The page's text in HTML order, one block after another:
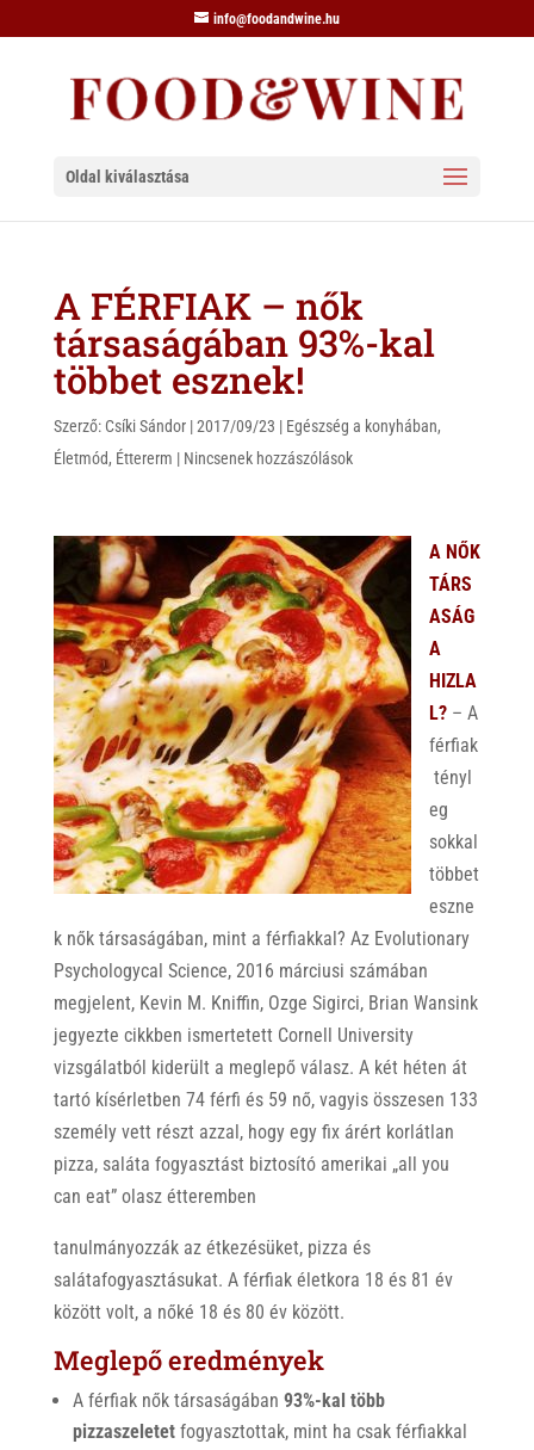
info@foodandwine.hu
Oldal kiválasztása
A FÉRFIAK – nők
társaságában 93%-kal
többet esznek!
Szerző: Csíki Sándor|2017/09/23 | Egészség a konyhában,
Életmód, Éttererm | Nincsenek hozzászólások
A NŐK
TÁRS
ASÁG
A
HIZLA
L?– A
férfiak
tényl
eg
sokkal
többet
eszne
k nők társaságában, mint a férfiakkal? Az Evolutionary
Psychologycal Science, 2016 márciusi számában
megjelent, Kevin M. Kniffin, Ozge Sigirci, Brian Wansink
jegyezte cikkben ismertetett Cornell University
vizsgálatból kiderült a meglepő válasz. A két héten át
tartó kísérletben 74 férfi és 59 nő, vagyis összesen 133
személy vett részt azzal, hogy egy fix árért korlátlan
pizza, saláta fogyasztást biztosító amerikai „all you
can eat” olasz étteremben
tanulmányozzák az étkezésüket, pizza és
salátafogyasztásukat. A férfiak életkora 18 és 81 év
között volt, a nőké 18 és 80 év között.
Meglepő eredmények
A férfiak nők társaságában 93%-kal több
pizzaszeletetfogyasztottak, mint ha csak férfiakkal